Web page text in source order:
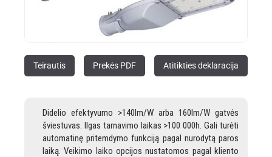
Teirautis Prekės PDF Atitikties deklaracija
Didelio efektyvumo >140lm/W arba 160lm/W gatvės
šviestuvas. Ilgas tarnavimo laikas >100 000h. Gali turėti
automatinę pritemdymo funkciją pagal nurodytą paros
laiką. Veikimo laiko opcijos nustatomos pagal kliento